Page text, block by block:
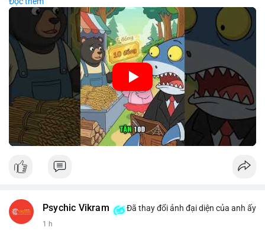
điều kiện địa hình. Việc hiểu rõ chi phí đẩy giúp doanh nghiệp
lâm nghiệp tối ưu hoá chuỗi cung ứng và kiểm soát lợi nhuận.
🎥 Xem video trực tiếp tại:
Nguồn: Cú Thông Thái
Psychic Vikram Đã thay đổi ảnh đại diện của anh ấy
1 h